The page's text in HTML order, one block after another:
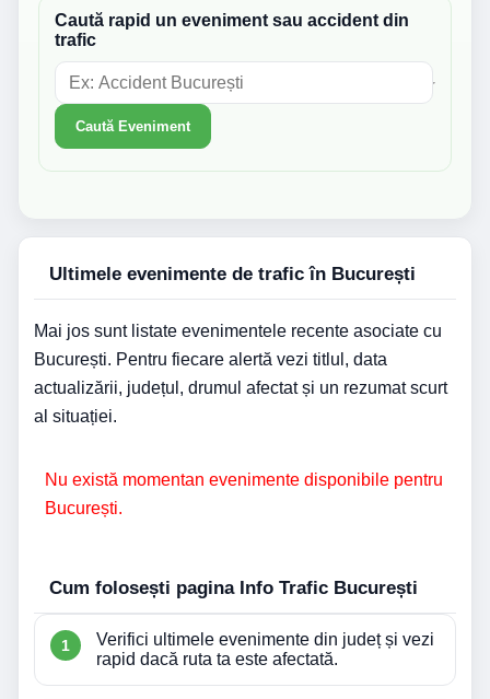
Caută rapid un eveniment sau accident din
trafic
Caută Eveniment
Ultimele evenimente de trafic în București
Mai jos sunt listate evenimentele recente asociate cu
București. Pentru fiecare alertă vezi titlul, data
actualizării, județul, drumul afectat și un rezumat scurt
al situației.
Nu există momentan evenimente disponibile pentru
București.
Cum folosești pagina Info Trafic București
Verifici ultimele evenimente din județ și vezi
rapid dacă ruta ta este afectată.